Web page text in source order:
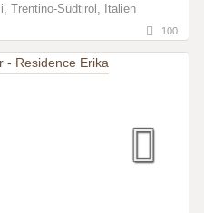
Trentino-Südtirol, Italien
100